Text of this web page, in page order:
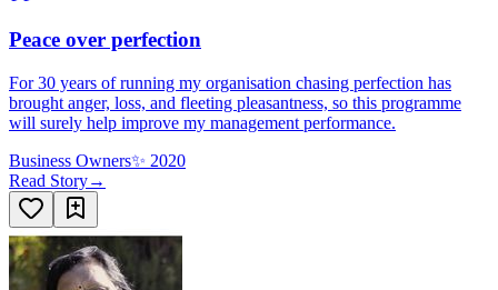
Peace over perfection
For 30 years of running my organisation chasing perfection has
brought anger, loss, and fleeting pleasantness, so this programme
will surely help improve my management performance.
Business Owners✨ 2020
Read Story→